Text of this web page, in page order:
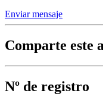
Enviar mensaje
Comparte este
Nº de registro